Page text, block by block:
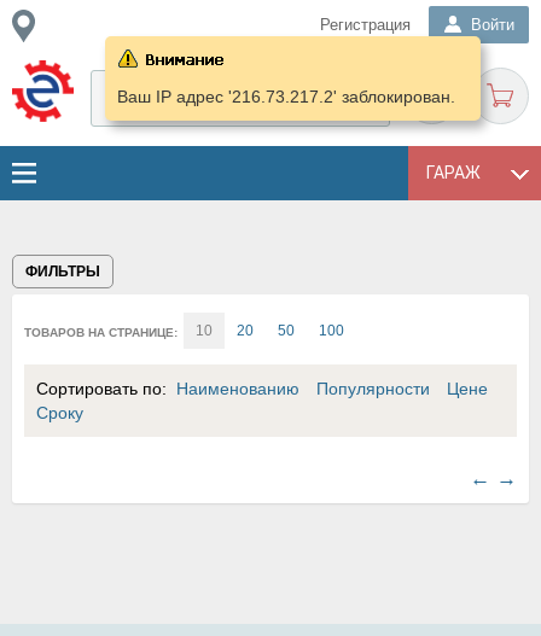
Регистрация Войти
ГАРАЖ
Ваш IP адрес '216.73.217.2' заблокирован.
ФИЛЬТРЫ
ТОВАРОВ НА СТРАНИЦЕ: 10 20 50 100
Сортировать по: Наименованию Популярности
Цене
Сроку
← →